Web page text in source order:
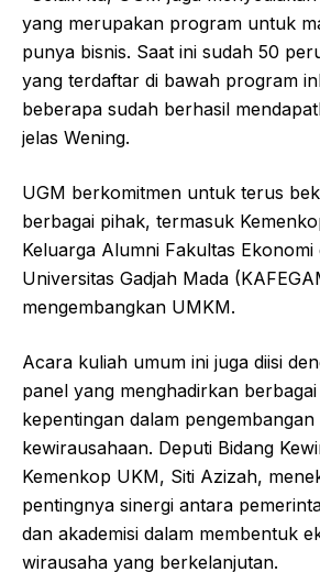
yang merupakan program untuk
punya bisnis. Saat ini sudah 50
yang terdaftar di bawah program
beberapa sudah berhasil
jelas Wening.
UGM berkomitmen untuk terus
berbagai pihak, termasuk
Keluarga Alumni Fakultas Ekonomi
Universitas Gadjah Mada
mengembangkan UMKM.
Acara kuliah umum ini juga diisi
panel yang menghadirkan
kepentingan dalam
kewirausahaan. Deputi Bidang
Kemenkop UKM, Siti Azizah,
pentingnya sinergi antara
dan akademisi dalam membentuk
wirausaha yang berkelanjutan.